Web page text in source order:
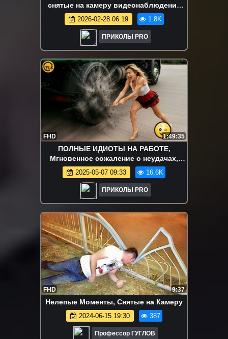
снятые на камеру видеонаблюдения
#78 Постарайтесь не смеяться Сборник
«Мгновенное сожаление» 20
2026-02-28 06:19 1.8K
ПРИКОЛЫ PRO
FHD 1:49:35
ПОЛНЫЕ ИДИОТЫ НА РАБОТЕ,
Мгновенное сожаление о неудачах,
Подборка 2025 лучших неудач недели
#357
2025-05-07 09:33 16.6K
ПРИКОЛЫ PRO
FHD 9:37
Нелепые Моменты, Снятые на Камеру
2024-06-15 19:30 387
Профессор ГУГЛОВ